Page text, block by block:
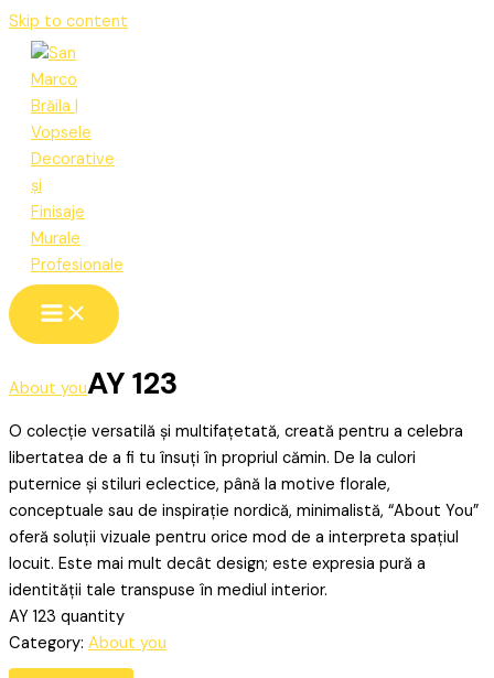
Skip to content
About youAY 123
O colecție versatilă și multifațetată, creată pentru a celebra
libertatea de a fi tu însuți în propriul cămin. De la culori
puternice și stiluri eclectice, până la motive florale,
conceptuale sau de inspirație nordică, minimalistă, “About You”
oferă soluții vizuale pentru orice mod de a interpreta spațiul
locuit. Este mai mult decât design; este expresia pură a
identității tale transpuse în mediul interior.
AY 123 quantity
Category: About you